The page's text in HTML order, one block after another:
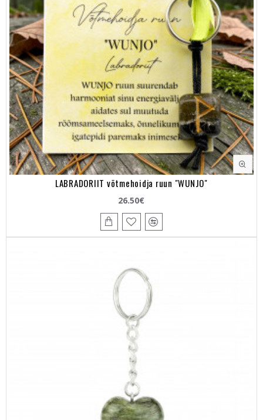
LABRADORIIT võtmehoidja ruun "WUNJO"
26.50€